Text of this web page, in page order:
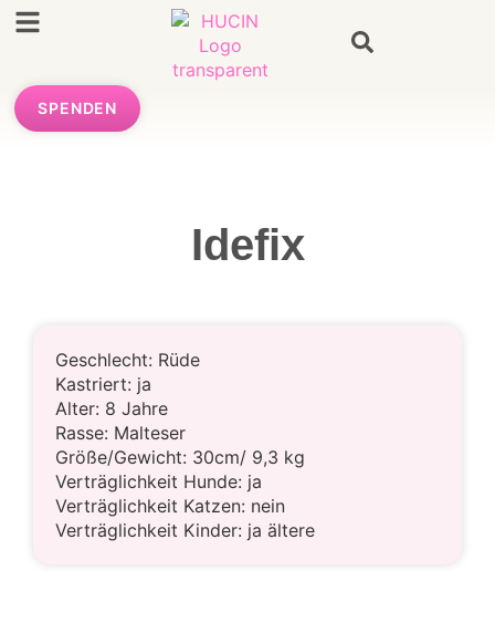
SPENDEN
Idefix
Geschlecht: Rüde
Kastriert: ja
Alter: 8 Jahre
Rasse: Malteser
Größe/Gewicht: 30cm/ 9,3 kg
Verträglichkeit Hunde: ja
Verträglichkeit Katzen: nein
Verträglichkeit Kinder: ja ältere